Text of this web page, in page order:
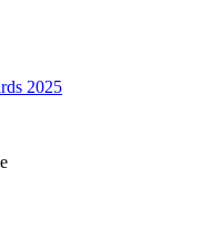
2025